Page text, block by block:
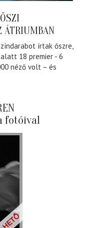
ÁTRIUMBAN
írtak őszre,
18 premier - 6
néző volt – és
fotóival